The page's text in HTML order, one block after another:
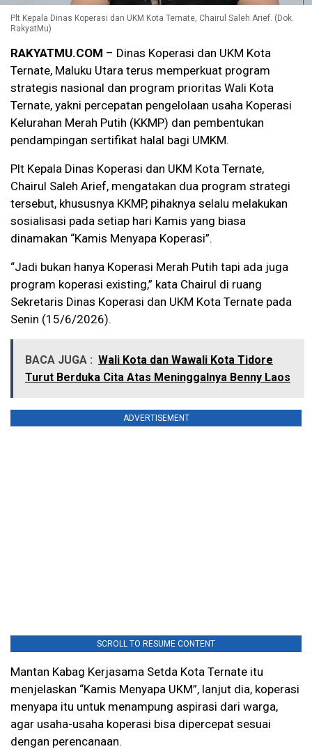
Plt Kepala Dinas Koperasi dan UKM Kota Ternate, Chairul Saleh Arief. (Dok.
RakyatMu)
RAKYATMU.COM – Dinas Koperasi dan UKM Kota
Ternate, Maluku Utara terus memperkuat program
strategis nasional dan program prioritas Wali Kota
Ternate, yakni percepatan pengelolaan usaha Koperasi
Kelurahan Merah Putih (KKMP) dan pembentukan
pendampingan sertifikat halal bagi UMKM.
Plt Kepala Dinas Koperasi dan UKM Kota Ternate,
Chairul Saleh Arief, mengatakan dua program strategi
tersebut, khususnya KKMP, pihaknya selalu melakukan
sosialisasi pada setiap hari Kamis yang biasa
dinamakan “Kamis Menyapa Koperasi”.
“Jadi bukan hanya Koperasi Merah Putih tapi ada juga
program koperasi existing,” kata Chairul di ruang
Sekretaris Dinas Koperasi dan UKM Kota Ternate pada
Senin (15/6/2026).
BACA JUGA : Wali Kota dan Wawali Kota Tidore
Turut Berduka Cita Atas Meninggalnya Benny Laos
ADVERTISEMENT
SCROLL TO RESUME CONTENT
Mantan Kabag Kerjasama Setda Kota Ternate itu
menjelaskan “Kamis Menyapa UKM”, lanjut dia, koperasi
menyapa itu untuk menampung aspirasi dari warga,
agar usaha-usaha koperasi bisa dipercepat sesuai
dengan perencanaan.